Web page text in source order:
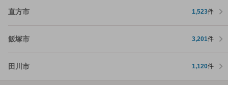
直方市 1,523件
飯塚市 3,201件
田川市 1,120件